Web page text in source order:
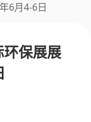
6月4-6日
保展展